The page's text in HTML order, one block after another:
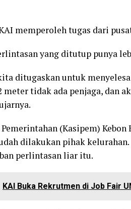
memperoleh tugas dari
yang ditutup punya
ditugaskan untuk
meter tidak ada penjaga, dan
Pemerintahan (Kasipem)
dilakukan pihak
perlintasan liar itu.
KAI Buka Rekrutmen di Job Fair